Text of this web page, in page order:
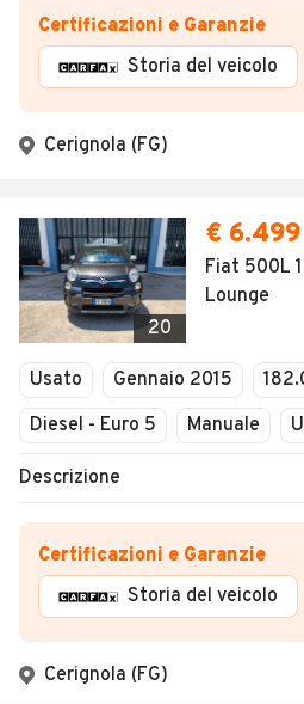
Certificazioni e Garanzie
Storia del veicolo
Cerignola (FG)
20
€ 6.499
Fiat 500L
Lounge
Usato Gennaio 2015
Diesel - Euro 5
Manuale
Descrizione
Certificazioni e Garanzie
Storia del veicolo
Cerignola (FG)